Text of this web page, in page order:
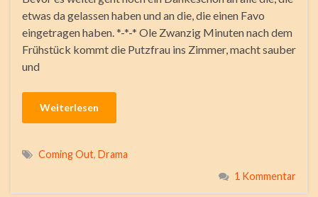
etwas da gelassen haben und an die, die einen Favo
eingetragen haben. *-*-* Ole Zwanzig Minuten nach dem
Frühstück kommt die Putzfrau ins Zimmer, macht sauber
und
Weiterlesen
Coming Out, Drama
1 Kommentar